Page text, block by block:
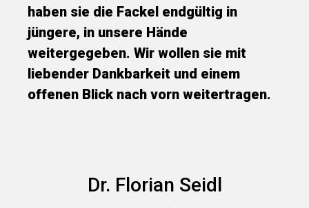
haben sie die Fackel endgültig in
jüngere, in unsere Hände
weitergegeben. Wir wollen sie mit
liebender Dankbarkeit und einem
offenen Blick nach vorn weitertragen.
Dr. Florian Seidl